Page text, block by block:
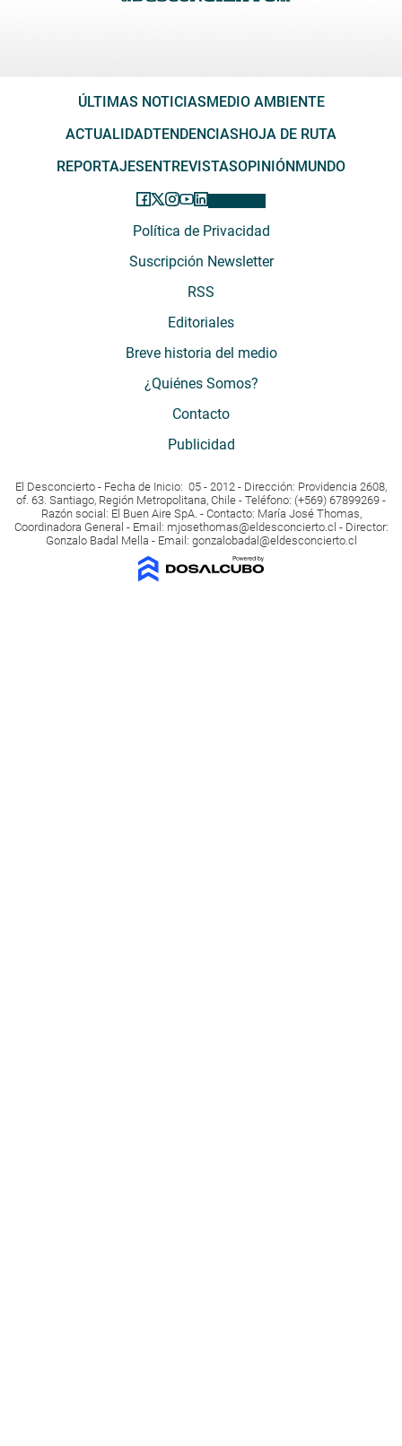
ÚLTIMAS NOTICIAS MEDIO AMBIENTE
ACTUALIDADTENDENCIAS HOJA DE RUTA
REPORTAJES ENTREVISTASOPINIÓN MUNDO
Política de Privacidad
Suscripción Newsletter
RSS
Editoriales
Breve historia del medio
¿Quiénes Somos?
Contacto
Publicidad
El Desconcierto - Fecha de Inicio: 05 - 2012 - Dirección: Providencia 2608,
of. 63. Santiago, Región Metropolitana, Chile - Teléfono: (+569) 67899269 -
Razón social: El Buen Aire SpA. - Contacto: María José Thomas,
Coordinadora General - Email: mjosethomas@eldesconcierto.cl - Director:
Gonzalo Badal Mella - Email: gonzalobadal@eldesconcierto.cl